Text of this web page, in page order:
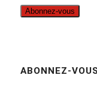
mail
Abonnez-vous
ABONNEZ-